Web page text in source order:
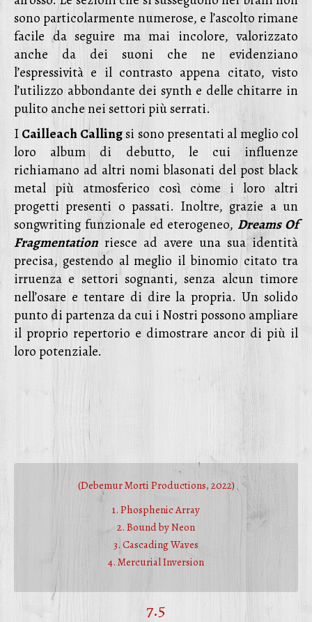
sono particolarmente numerose, e l’ascolto rimane
facile da seguire ma mai incolore, valorizzato
anche da dei suoni che ne evidenziano
l’espressività e il contrasto appena citato, visto
l’utilizzo abbondante dei synth e delle chitarre in
pulito anche nei settori più serrati.
ICailleach Callingsi sono presentati al meglio col
loro album di debutto, le cui influenze
richiamano ad altri nomi blasonati del post black
metal più atmosferico così come i loro altri
progetti presenti o passati. Inoltre, grazie a un
songwriting funzionale ed eterogeneo, Dreams Of
Fragmentation riesce ad avere una sua identità
precisa, gestendo al meglio il binomio citato tra
irruenza e settori sognanti, senza alcun timore
nell’osare e tentare di dire la propria. Un solido
punto di partenza da cui i Nostri possono ampliare
il proprio repertorio e dimostrare ancor di più il
loro potenziale.
(Debemur Morti Productions, 2022)
1. Phosphenic Array
2. Bound by Neon
3. Cascading Waves
4. Mercurial Inversion
7.5